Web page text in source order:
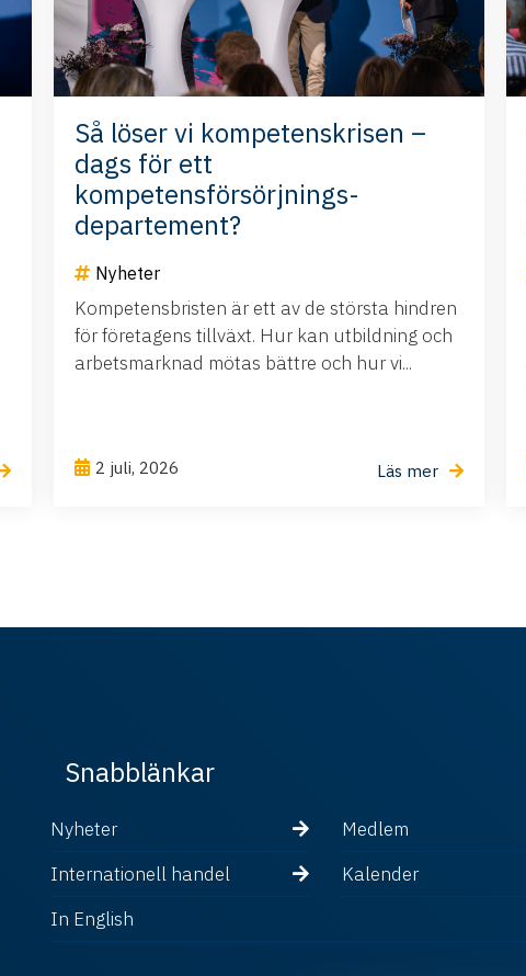
Så löser vi kompetenskrisen –
dags för ett
kompetensförsörjnings-
departement?
Nyheter
Kompetensbristen är ett av de största hindren
för företagens tillväxt. Hur kan utbildning och
arbetsmarknad mötas bättre och hur vi...
2 juli, 2026 Läs mer
Snabblänkar
Nyheter Medlem
Internationell handel
Kalender
In English